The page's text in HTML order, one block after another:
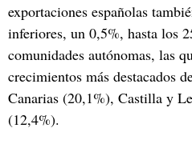
exportaciones españolas
inferiores, un 0,5%, hasta los
comunidades autónomas, las
crecimientos más destacados
Canarias (20,1%), Castilla y
(12,4%).